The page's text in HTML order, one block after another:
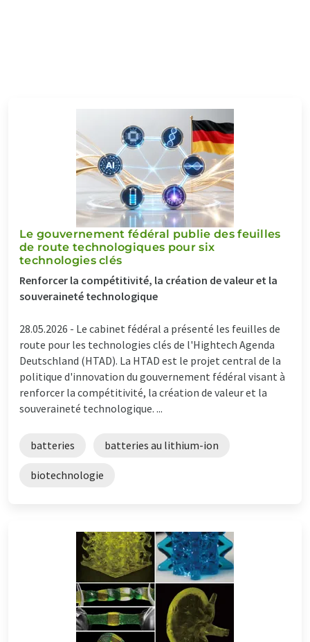
Le gouvernement fédéral publie des feuilles
de route technologiques pour six
technologies clés
Renforcer la compétitivité, la création de valeur et la
souveraineté technologique
28.05.2026 - Le cabinet fédéral a présenté les feuilles de
route pour les technologies clés de l'Hightech Agenda
Deutschland (HTAD). La HTAD est le projet central de la
politique d'innovation du gouvernement fédéral visant à
renforcer la compétitivité, la création de valeur et la
souveraineté technologique. ...
batteries batteries au lithium-ion
biotechnologie